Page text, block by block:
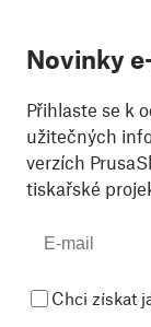
Novinky
Přihlaste se k
užitečných
verzích
tiskařské
Chci získat